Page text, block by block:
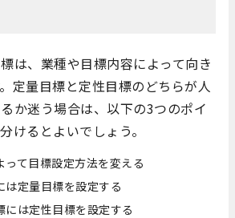
は、業種や目標内容によって向き
定量目標と定性目標のどちらが人
か迷う場合は、以下の3つのポイ
けるとよいでしょう。
って目標設定方法を変える
は定量目標を設定する
には定性目標を設定する